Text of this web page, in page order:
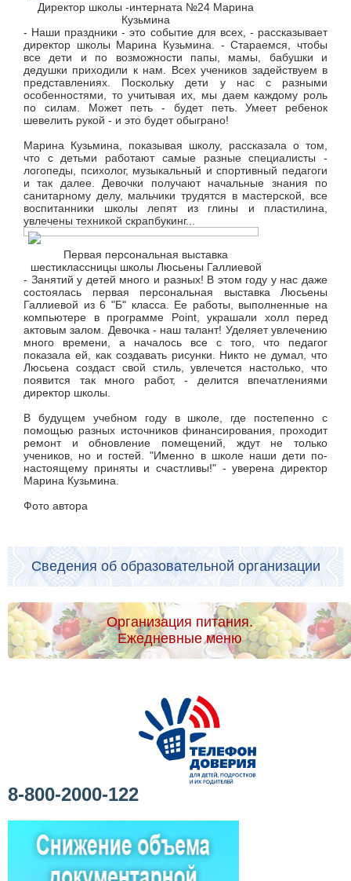
Директор школы -интерната №24 Марина
Кузьмина
- Наши праздники - это событие для всех, - рассказывает
директор школы Марина Кузьмина. - Стараемся, чтобы
все дети и по возможности папы, мамы, бабушки и
дедушки приходили к нам. Всех учеников задействуем в
представлениях. Поскольку дети у нас с разными
особенностями, то учитывая их, мы даем каждому роль
по силам. Может петь - будет петь. Умеет ребенок
шевелить рукой - и это будет обыграно!
Марина Кузьмина, показывая школу, рассказала о том,
что с детьми работают самые разные специалисты -
логопеды, психолог, музыкальный и спортивный педагоги
и так далее. Девочки получают начальные знания по
санитарному делу, мальчики трудятся в мастерской, все
воспитанники школы лепят из глины и пластилина,
увлечены техникой скрапбукинг...
Первая персональная выставка
шестиклассницы школы Люсьены Галлиевой
- Занятий у детей много и разных! В этом году у нас даже
состоялась первая персональная выставка Люсьены
Галлиевой из 6 "Б" класса. Ее работы, выполненные на
компьютере в программе Point, украшали холл перед
актовым залом. Девочка - наш талант! Уделяет увлечению
много времени, а началось все с того, что педагог
показала ей, как создавать рисунки. Никто не думал, что
Люсьена создаст свой стиль, увлечется настолько, что
появится так много работ, - делится впечатлениями
директор школы.
В будущем учебном году в школе, где постепенно с
помощью разных источников финансирования, проходит
ремонт и обновление помещений, ждут не только
учеников, но и гостей. "Именно в школе наши дети по-
настоящему приняты и счастливы!" - уверена директор
Марина Кузьмина.
Фото автора
Сведения об образовательной организации
Организация питания.
Ежедневные меню
8-800-2000-122